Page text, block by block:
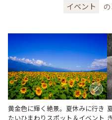
イベント
黄金色に輝く絶景。夏休みに行き
たいひまわりスポット＆イベント